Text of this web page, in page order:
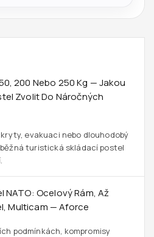
200 Nebo 250 Kg — Jakou
Zvolit Do Náročných
kryty, evakuaci nebo dlouhodobý
turistická skládací postel
NATO: Ocelový Rám, Až
Multicam — Aforce
podmínkách, kompromisy